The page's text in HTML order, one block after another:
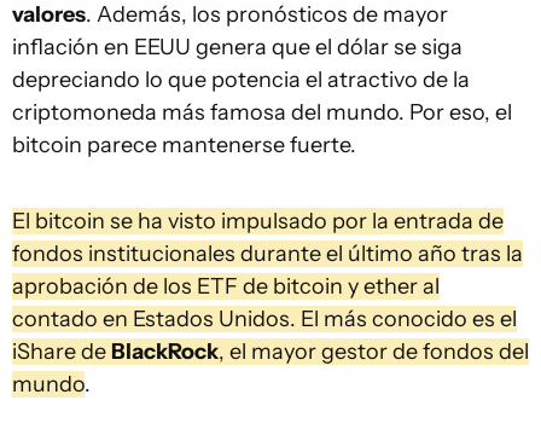
valores. Además, los pronósticos de mayor
inflación en EEUU genera que el dólar se siga
depreciando lo que potencia el atractivo de la
criptomoneda más famosa del mundo. Por eso, el
bitcoin parece mantenerse fuerte.
El bitcoin se ha visto impulsado por la entrada de
fondos institucionales durante el último año tras la
aprobación de los ETF de bitcoin y ether al
contado en Estados Unidos. El más conocido es el
iShare de BlackRock, el mayor gestor de fondos del
mundo.